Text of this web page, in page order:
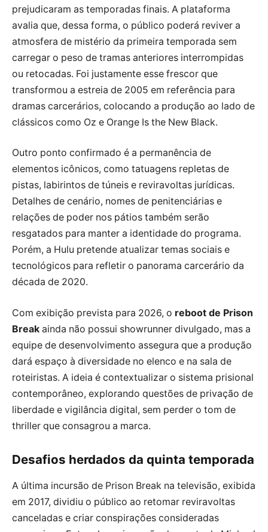
prejudicaram as temporadas finais. A plataforma
avalia que, dessa forma, o público poderá reviver a
atmosfera de mistério da primeira temporada sem
carregar o peso de tramas anteriores interrompidas
ou retocadas. Foi justamente esse frescor que
transformou a estreia de 2005 em referência para
dramas carcerários, colocando a produção ao lado de
clássicos como Oz e Orange Is the New Black.
Outro ponto confirmado é a permanência de
elementos icônicos, como tatuagens repletas de
pistas, labirintos de túneis e reviravoltas jurídicas.
Detalhes de cenário, nomes de penitenciárias e
relações de poder nos pátios também serão
resgatados para manter a identidade do programa.
Porém, a Hulu pretende atualizar temas sociais e
tecnológicos para refletir o panorama carcerário da
década de 2020.
Com exibição prevista para 2026, o reboot de Prison
Break ainda não possui showrunner divulgado, mas a
equipe de desenvolvimento assegura que a produção
dará espaço à diversidade no elenco e na sala de
roteiristas. A ideia é contextualizar o sistema prisional
contemporâneo, explorando questões de privação de
liberdade e vigilância digital, sem perder o tom de
thriller que consagrou a marca.
Desafios herdados da quinta temporada
A última incursão de Prison Break na televisão, exibida
em 2017, dividiu o público ao retomar reviravoltas
canceladas e criar conspirações consideradas